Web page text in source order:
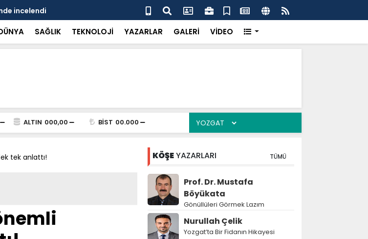
incelendi Karaarslan'dan UMKE'ye övgü
SAĞLIK TEKNOLOJİ YAZARLAR GALERİ VİDEO
ALTIN 000,00 BİST 00.000
tek anlattı! KÖŞEYAZARLARI TÜMÜ
Prof. Dr. Mustafa
Böyükata
Gönüllüleri Görmek Lazım
Nurullah Çelik
Yozgat’ta Bir Fidanın Hikayesi